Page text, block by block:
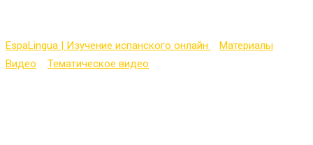
EspaLingua | Изучение испанского онлайн Материалы
Видео
Тематическое видео